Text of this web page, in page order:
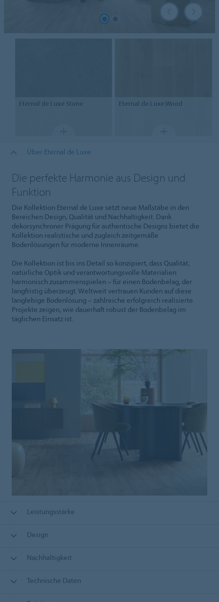
Eternal de Luxe Stone Eternal de Luxe Wood
Über Eternal de Luxe
Die perfekte Harmonie aus Design und
Funktion
Die Kollektion Eternal de Luxe setzt neue Maßstäbe in den
Bereichen Design, Qualität und Nachhaltigkeit. Dank
dekorsynchroner Prägung für authentische Designs bietet die
Kollektion realistische und zugleich zeitgemäße
Bodenlösungen für moderne Innenräume.
Die Kollektion ist bis ins Detail so konzipiert, dass Qualität,
natürliche Optik und verantwortungsvolle Materialien
harmonisch zusammenspielen – für einen Bodenbelag, der
langfristig überzeugt. Weltweit vertrauen Kunden auf diese
langlebige Bodenlösung – zahlreiche erfolgreich realisierte
Projekte zeigen, wie dauerhaft robust der Bodenbelag im
täglichen Einsatz ist.
Leistungsstärke
Design
Nachhaltigkeit
Technische Daten